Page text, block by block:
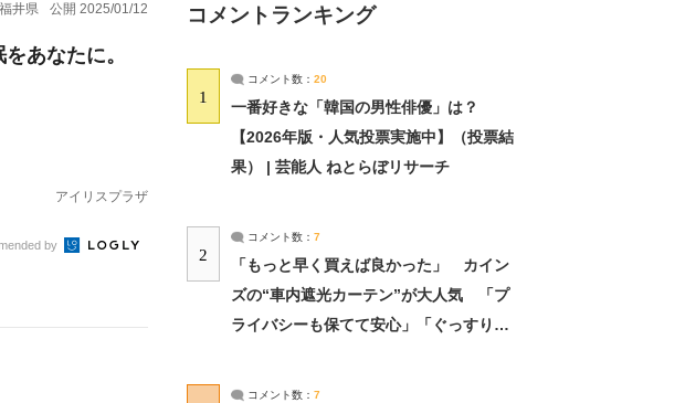
福井県 公開 2025/01/12
あなたに。
アイリスプラザ
by
コメントランキング
1
コメント数： 20
一番好きな「韓国の男性俳優」は？
【2026年版・人気投票実施中】（投票結
果） | 芸能人 ねとらぼリサーチ
2
コメント数： 7
「もっと早く買えば良かった」 カイン
ズの“車内遮光カーテン”が大人気 「プ
ライバシーも保てて安心」「ぐっすり眠
コメント数： 7